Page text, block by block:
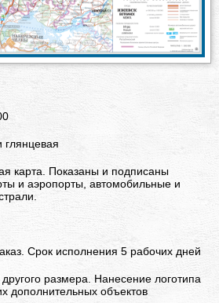
карта. Показаны и подписаны
и аэропорты, автомобильные и
Срок исполнения 5 рабочих дней
размера. Нанесение логотипа
дополнительных объектов